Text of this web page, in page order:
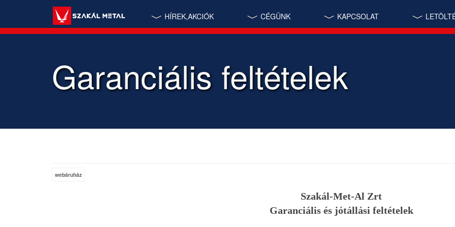
HÍREK,AKCIÓK CÉGÜNK KAPCSOLAT
Garanciális feltételek
webáruház
Szakál-Met-Al Zrt
Garanciális és jótállási feltételek